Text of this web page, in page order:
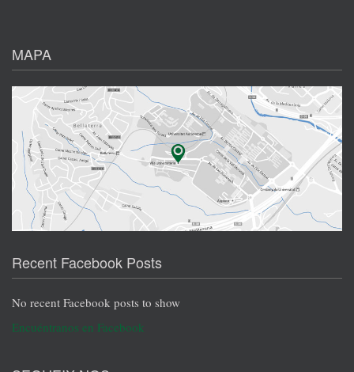
MAPA
Recent Facebook Posts
No recent Facebook posts to show
Encuéntranos en Facebook